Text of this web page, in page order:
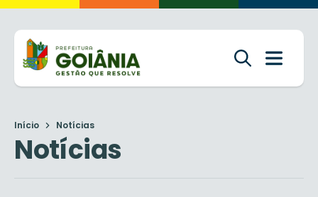
Início Notícias
Notícias